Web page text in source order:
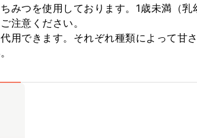
みつを使用しております。1歳未満（乳
注意ください。
用できます。それぞれ種類によって甘